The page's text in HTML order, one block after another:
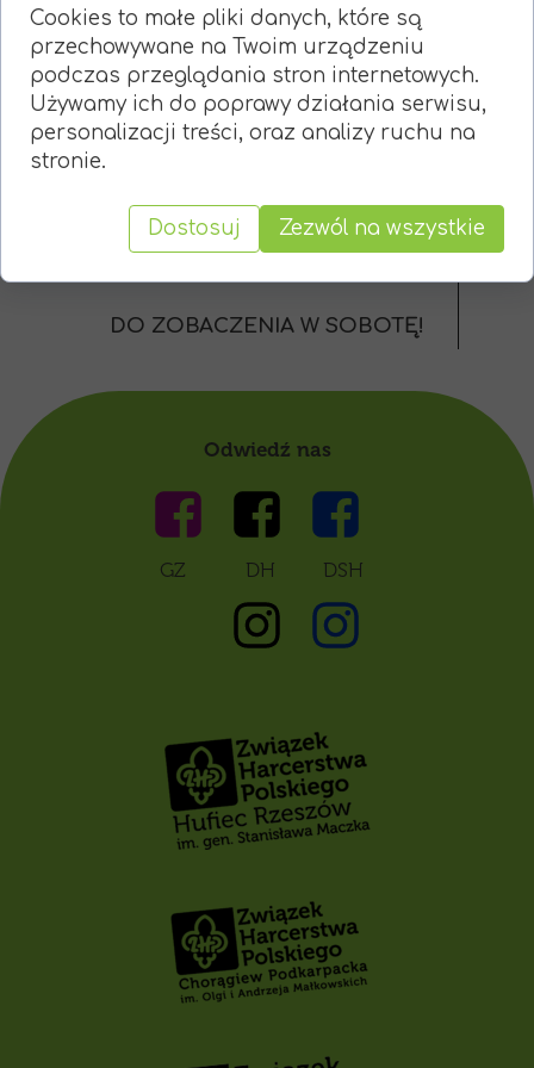
GZ DH DSH
Odwiedź nas
wodę (minimum dwa i pół litra
na osobę)
5 zł,
nakrycie głowy (kapelusz
harcerski),
2 bilety autobusowe strefa A
kartę próby na stopień lub
kartę próby na harcerza.
DO ZOBACZENIA W SOBOTĘ!
Cookies to małe pliki danych, które są
przechowywane na Twoim urządzeniu
podczas przeglądania stron internetowych.
Używamy ich do poprawy działania serwisu,
personalizacji treści, oraz analizy ruchu na
stronie.
Dostosuj Zezwól na wszystkie